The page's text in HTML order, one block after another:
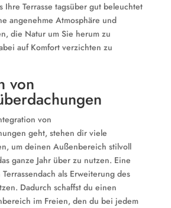
Ihre Terrasse tagsüber gut beleuchtet
angenehme Atmosphäre und
die Natur um Sie herum zu
auf Komfort verzichten zu
von
von
geht, stehen dir viele
um deinen Außenbereich stilvoll
ganze Jahr über zu nutzen. Eine
als Erweiterung des
Dadurch schaffst du einen
im Freien, den du bei jedem